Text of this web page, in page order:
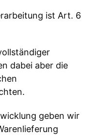
ist Art. 6
dabei aber die
geben wir